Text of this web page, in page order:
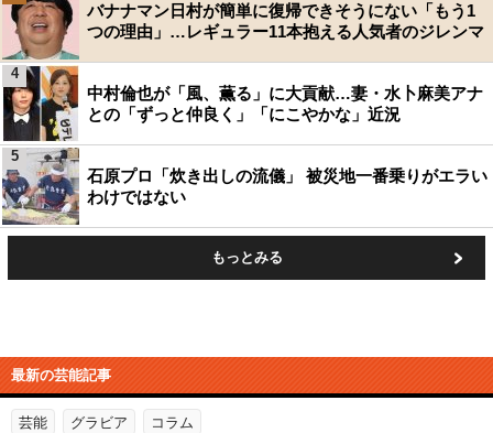
バナナマン日村が簡単に復帰できそうにない「もう1
つの理由」…レギュラー11本抱える人気者のジレンマ
中村倫也が「風、薫る」に大貢献…妻・水卜麻美アナ
との「ずっと仲良く」「にこやかな」近況
4
石原プロ「炊き出しの流儀」 被災地一番乗りがエラい
わけではない
5
もっとみる
最新の芸能記事
芸能 グラビア コラム